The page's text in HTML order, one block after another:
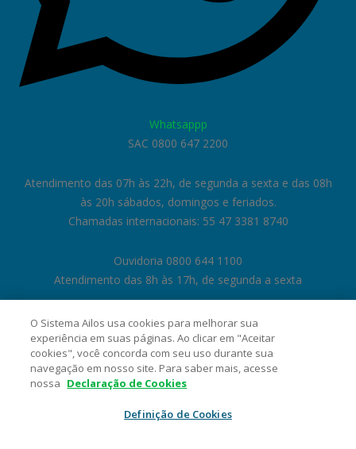
Whatsappp
SAC 0800 647 2200
Atendimento das 07h às 22h, de segunda a sexta e das 08h
às 20h sábados, domingos e feriados.
Chamadas internacionais: 55 47 3381 8740
Ouvidoria 0800 644 1100
Atendimento das 8h às 17h, de segunda a sexta
O Sistema Ailos usa cookies para melhorar sua
experiência em suas páginas. Ao clicar em "Aceitar
cookies", você concorda com seu uso durante sua
navegação em nosso site. Para saber mais, acesse
nossa Declaração de Cookies
Definição de Cookies